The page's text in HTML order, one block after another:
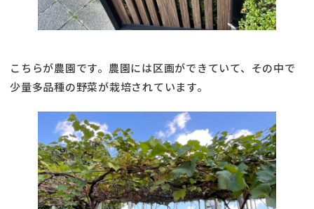
こちらが農園です。農園には区画ができていて、その中で
少量多品種の野菜が栽培されています。